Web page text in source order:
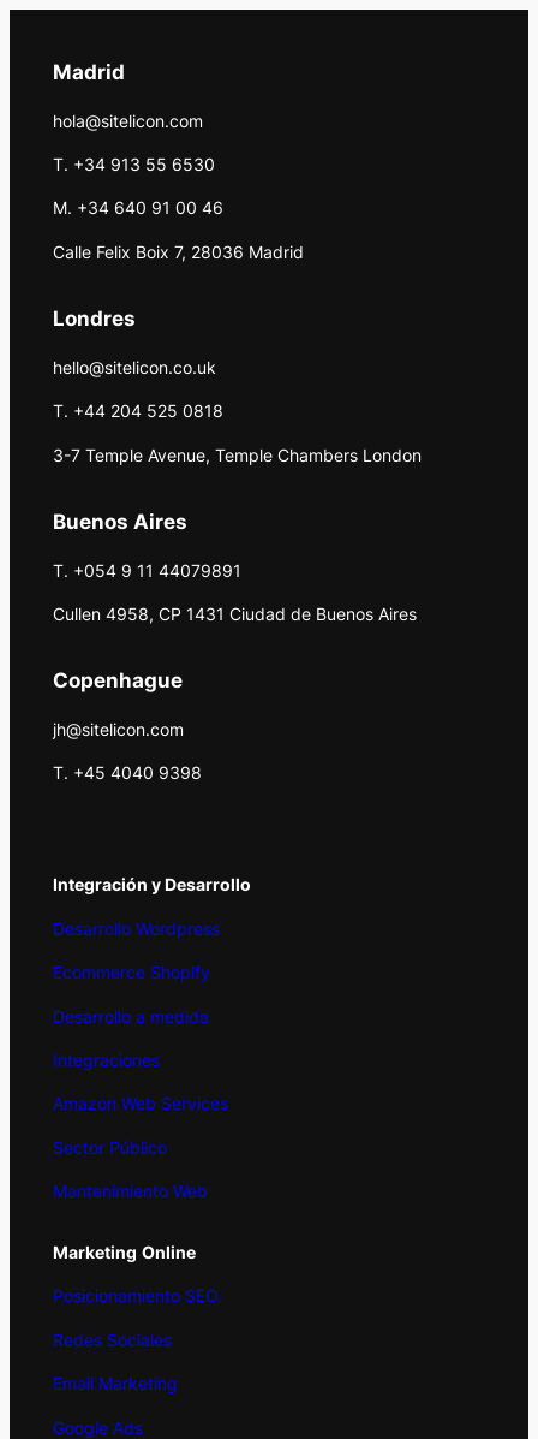
Madrid
hola@sitelicon.com
T. +34 913 55 6530
M. +34 640 91 00 46
Calle Felix Boix 7, 28036 Madrid
Londres
hello@sitelicon.co.uk
T. +44 204 525 0818
3-7 Temple Avenue, Temple Chambers London
Buenos Aires
T. +054 9 11 44079891
Cullen 4958, CP 1431 Ciudad de Buenos Aires
Copenhague
jh@sitelicon.com
T. +45 4040 9398
Integración y Desarrollo
Desarrollo Wordpress
Ecommerce Shopify
Desarrollo a medida
Integraciones
Amazon Web Services
Sector Público
Mantenimiento Web
Marketing Online
Posicionamiento SEO
Redes Sociales
Email Marketing
Google Ads